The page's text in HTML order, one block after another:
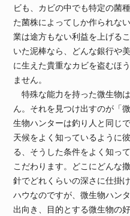
ビも、カビの中でも特定の菌
た菌株によってしか作られな
業は途方もない利益を上げる
いた泥棒なら、どんな銀行や
に生えた貴重なカビを盗むほ
ません。
特殊な能力を持った微生物
ん。それを見つけ出すのが「
生物ハンターは釣り人と同じ
天候をよく知っているように
る、そうした条件をよく知っ
こだわります。どこにどんな
針でどれくらいの深さに仕掛
ハウなのですが、微生物ハン
出向き、目的とする微生物の